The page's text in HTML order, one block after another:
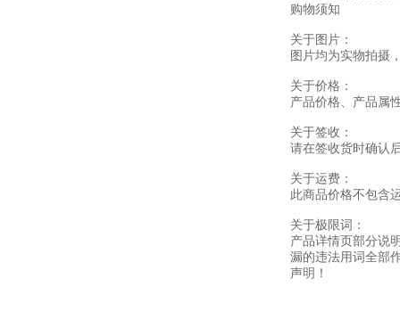
购物须知
关于图片：
图片均为实物拍摄
关于价格：
产品价格、产品属
关于签收：
请在签收货时确认
关于运费：
此商品价格不包含
关于极限词：
产品详情页部分说
漏的违法用词全部
声明！